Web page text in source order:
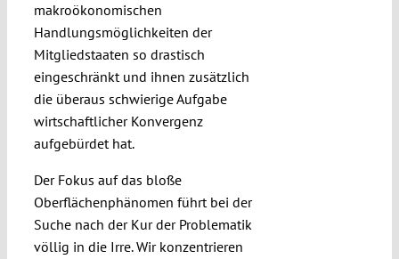
makroökonomischen
Handlungsmöglichkeiten der
Mitgliedstaaten so drastisch
eingeschränkt und ihnen zusätzlich
die überaus schwierige Aufgabe
wirtschaftlicher Konvergenz
aufgebürdet hat.
Der Fokus auf das bloße
Oberflächenphänomen führt bei der
Suche nach der Kur der Problematik
völlig in die Irre. Wir konzentrieren